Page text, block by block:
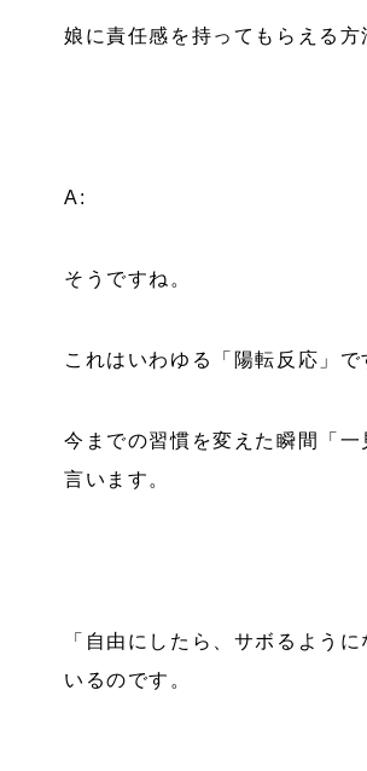
娘に責任感を持ってもらえる方
A:
そうですね。
これはいわゆる「陽転反応」で
今までの習慣を変えた瞬間「
言います。
「自由にしたら、サボるよう
いるのです。